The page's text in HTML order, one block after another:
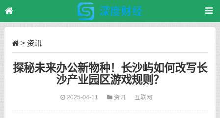
> 资讯
探秘未来办公新物种！长沙屿如何改写长
沙产业园区游戏规则？
2025-04-11 资讯 互联网